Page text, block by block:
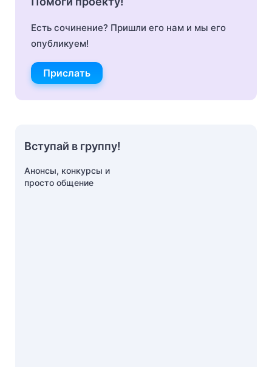
Есть сочинение? Пришли его нам и мы его
опубликуем!
Прислать
Вступай в группу!
Анонсы, конкурсы и
просто общение